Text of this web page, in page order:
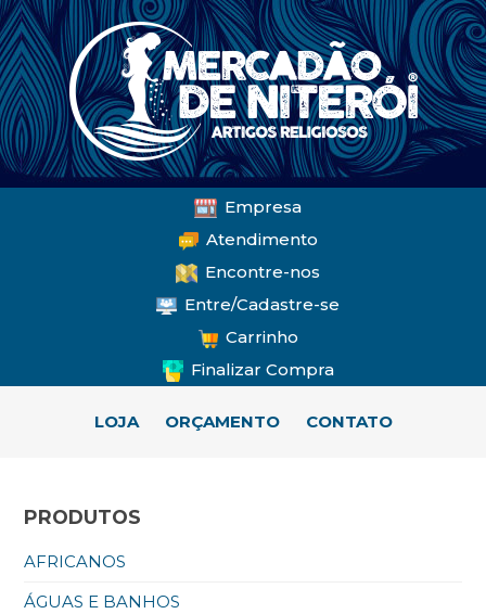
Empresa
Atendimento
Encontre-nos
Entre/Cadastre-se
Carrinho
Finalizar Compra
LOJA ORÇAMENTO CONTATO
PRODUTOS
AFRICANOS
ÁGUAS E BANHOS